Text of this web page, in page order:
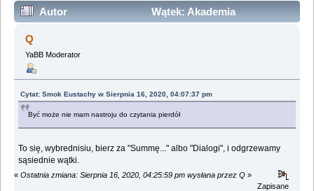
Autor
Wątek: Akademia
Lemologiczna [Obłok Magellana] (Przeczytany 603268
razy)
Q
YaBB Moderator
Cytat: Smok Eustachy w Sierpnia 16, 2020, 04:07:37 pm
Być może nie mam nastroju do czytania pierdół
To się, wybrednisiu, bierz za "Summę..." albo "Dialogi", i odgrzewamy
sąsiednie wątki.
« Ostatnia zmiana: Sierpnia 16, 2020, 04:25:59 pm wysłana przez Q »
Zapisane